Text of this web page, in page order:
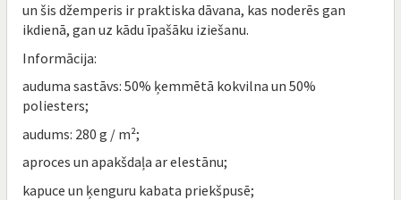
un šis džemperis ir praktiska dāvana, kas noderēs gan
ikdienā, gan uz kādu īpašāku iziešanu.
Informācija:
auduma sastāvs: 50% ķemmētā kokvilna un 50%
poliesters;
audums: 280 g / m²;
aproces un apakšdaļa ar elestānu;
kapuce un ķenguru kabata priekšpusē;